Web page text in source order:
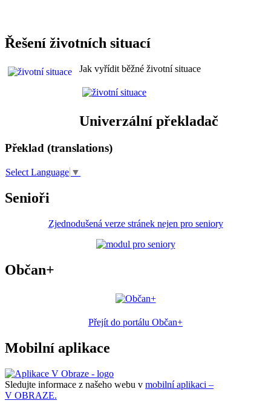
Řešení životních situací
Jak vyřídit běžné životní situace
Univerzální překladač
Překlad (translations)
Select Language ▼
Senioři
Zjednodušená verze stránek nejen pro seniory
Občan+
Přejít do portálu Občan+
Mobilní aplikace
Sledujte informace z našeho webu v mobilní aplikaci –
V OBRAZE.